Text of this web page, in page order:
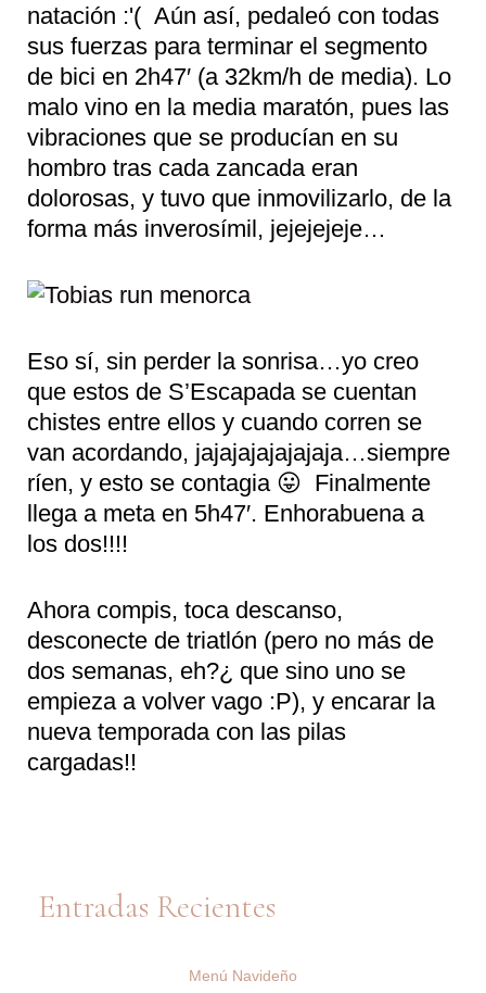
natación :'( Aún así, pedaleó con todas
sus fuerzas para terminar el segmento
de bici en 2h47′ (a 32km/h de media). Lo
malo vino en la media maratón, pues las
vibraciones que se producían en su
hombro tras cada zancada eran
dolorosas, y tuvo que inmovilizarlo, de la
forma más inverosímil, jejejejeje…
Eso sí, sin perder la sonrisa…yo creo
que estos de S’Escapada se cuentan
chistes entre ellos y cuando corren se
van acordando, jajajajajajajaja…siempre
ríen, y esto se contagia 😛 Finalmente
llega a meta en 5h47′. Enhorabuena a
los dos!!!!
Ahora compis, toca descanso,
desconecte de triatlón (pero no más de
dos semanas, eh?¿ que sino uno se
empieza a volver vago :P), y encarar la
nueva temporada con las pilas
cargadas!!
Entradas Recientes
Menú Navideño